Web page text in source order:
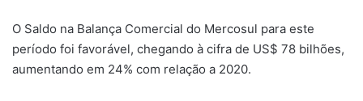
O Saldo na Balança Comercial do Mercosul para este
período foi favorável, chegando à cifra de US$ 78 bilhões,
aumentando em 24% com relação a 2020.